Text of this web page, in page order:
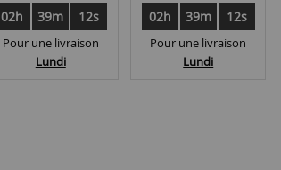
02h 39m 12s
Pour une livraison
Lundi
02h 39m 12s
Pour une livraison
Lundi